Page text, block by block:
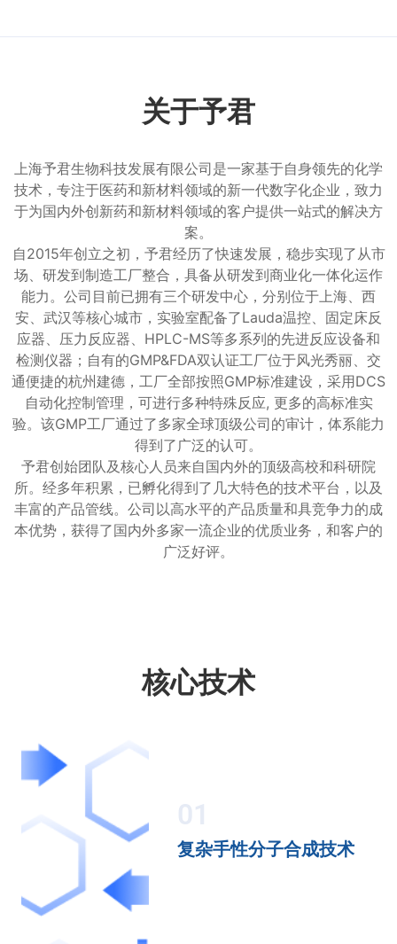
关于予君
上海予君生物科技发展有限公司是一家基于自身领先的化学
技术，专注于医药和新材料领域的新一代数字化企业，致力
于为国内外创新药和新材料领域的客户提供一站式的解决方
案。
自2015年创立之初，予君经历了快速发展，稳步实现了从市
场、研发到制造工厂整合，具备从研发到商业化一体化运作
能力。公司目前已拥有三个研发中心，分别位于上海、西
安、武汉等核心城市，实验室配备了Lauda温控、固定床反
应器、压力反应器、HPLC-MS等多系列的先进反应设备和
检测仪器；自有的GMP&FDA双认证工厂位于风光秀丽、交
通便捷的杭州建德，工厂全部按照GMP标准建设，采用DCS
自动化控制管理，可进行多种特殊反应, 更多的高标准实
验。该GMP工厂通过了多家全球顶级公司的审计，体系能力
得到了广泛的认可。
予君创始团队及核心人员来自国内外的顶级高校和科研院
所。经多年积累，已孵化得到了几大特色的技术平台，以及
丰富的产品管线。公司以高水平的产品质量和具竞争力的成
本优势，获得了国内外多家一流企业的优质业务，和客户的
广泛好评。
核心技术
01
复杂手性分子合成技术